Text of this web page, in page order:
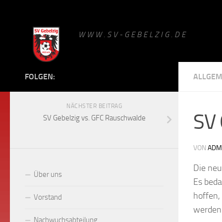
W W W . S V - G E B E L Z I G . D E
VON
Die
Es
hoffen,
FOLGEN:
NÄCHSTER BEITRAG
SV Gebelzig vs. GFC Rauschwalde
Über uns
Vorstand
Nachwuchsabteilung